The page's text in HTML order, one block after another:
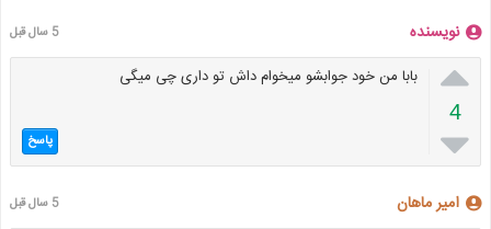
نویسنده 5 سال قبل

4

بابا من خود جوابشو میخوام داش تو داری چی میگی
پاسخ
امیر ماهان 5 سال قبل